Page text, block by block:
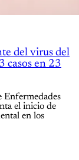
del virus del
casos en 23
Enfermedades
el inicio de
en los